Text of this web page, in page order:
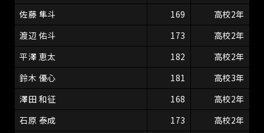
佐藤 隼斗
169
高校2年
渡辺 佑斗
173
高校2年
平澤 恵太
182
高校2年
鈴木 優心
181
高校3年
澤田 和征
168
高校2年
石原 泰成
173
高校2年